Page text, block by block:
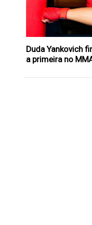
Duda Yankovich
a primeira no